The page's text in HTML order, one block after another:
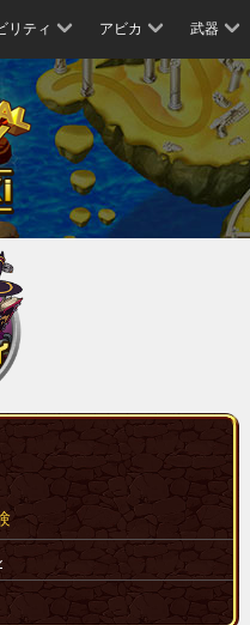
リティ アビカ 武器